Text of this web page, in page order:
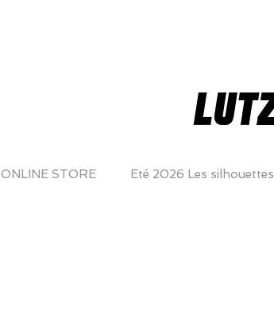
ONLINE STORE Eté 2026 Les silhouettes